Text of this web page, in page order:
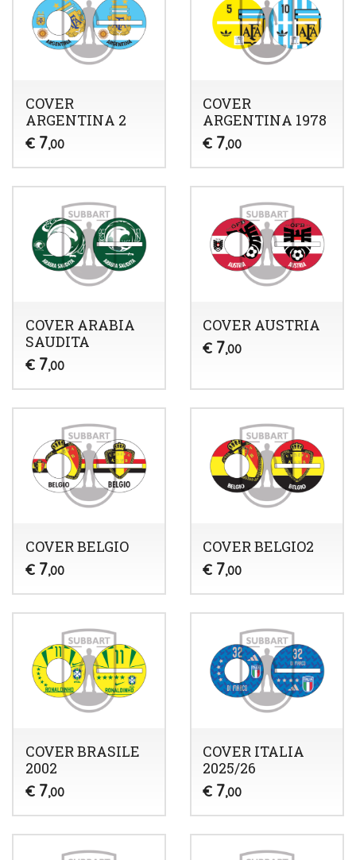
COVER
ARGENTINA 2
€ 7,00
COVER
ARGENTINA 1978
€ 7,00
COVER ARABIA
SAUDITA
€ 7,00
COVER AUSTRIA
€ 7,00
COVER BELGIO
€ 7,00
COVER BELGIO2
€ 7,00
COVER BRASILE
2002
€ 7,00
COVER ITALIA
2025/26
€ 7,00